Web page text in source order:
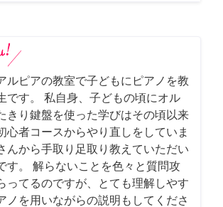
ルピアの教室で子どもにピアノを教
です。 私自身、子どもの頃にオル
きり鍵盤を使った学びはその頃以来
心者コースからやり直しをしていま
んから手取り足取り教えていただい
す。 解らないことを色々と質問攻
ってるのですが、とても理解しやす
ノを用いながらの説明もしてくださ